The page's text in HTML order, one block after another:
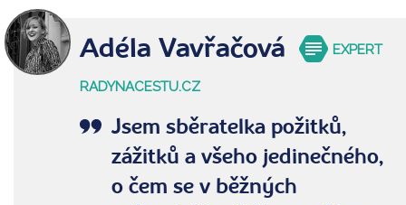
Adéla Vavřačová EXPERT
RADYNACESTU.CZ
Jsem sběratelka požitků,
zážitků a všeho jedinečného,
o čem se v běžných